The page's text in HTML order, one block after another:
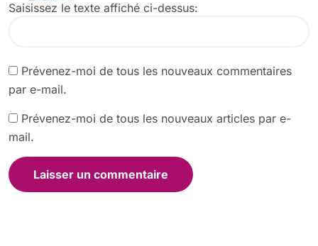
Saisissez le texte affiché ci-dessus:
Prévenez-moi de tous les nouveaux commentaires
par e-mail.
Prévenez-moi de tous les nouveaux articles par e-
mail.